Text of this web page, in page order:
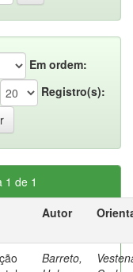
Em ordem:
Registro(s):
1 de 1
Autor
Barreto,